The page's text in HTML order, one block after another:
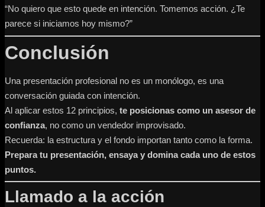
“No quiero que esto quede en intención. Tomemos acción. ¿Te
parece si iniciamos hoy mismo?”
Conclusión
Una presentación profesional no es un monólogo, es una
conversación guiada con intención.
Al aplicar estos 12 principios, te posicionas como un asesor de
confianza, no como un vendedor improvisado.
Recuerda: la estructura y el fondo importan tanto como la forma.
Prepara tu presentación, ensaya y domina cada uno de estos
puntos.
Llamado a la acción